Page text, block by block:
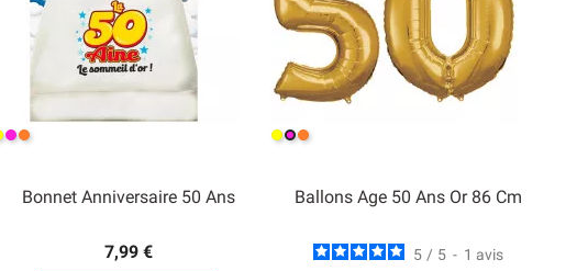
Jaune
RoseOrange
Bonnet Anniversaire 50 Ans
7,99 €
Jaune
RoseOrange
Ballons Age 50 Ans Or 86 Cm
5 / 5 - 1 avis